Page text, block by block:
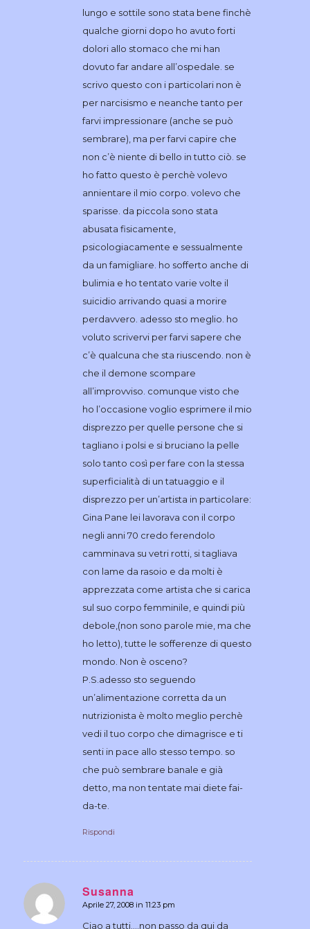
lungo e sottile sono stata bene finchè
qualche giorni dopo ho avuto forti
dolori allo stomaco che mi han
dovuto far andare all’ospedale. se
scrivo questo con i particolari non è
per narcisismo e neanche tanto per
farvi impressionare (anche se può
sembrare), ma per farvi capire che
non c’è niente di bello in tutto ciò. se
ho fatto questo è perchè volevo
annientare il mio corpo. volevo che
sparisse. da piccola sono stata
abusata fisicamente,
psicologiacamente e sessualmente
da un famigliare. ho sofferto anche di
bulimia e ho tentato varie volte il
suicidio arrivando quasi a morire
perdavvero. adesso sto meglio. ho
voluto scrivervi per farvi sapere che
c’è qualcuna che sta riuscendo. non è
che il demone scompare
all’improvviso. comunque visto che
ho l’occasione voglio esprimere il mio
disprezzo per quelle persone che si
tagliano i polsi e si bruciano la pelle
solo tanto così per fare con la stessa
superficialità di un tatuaggio e il
disprezzo per un’artista in particolare:
Gina Pane lei lavorava con il corpo
negli anni 70 credo ferendolo
camminava su vetri rotti, si tagliava
con lame da rasoio e da molti è
apprezzata come artista che si carica
sul suo corpo femminile, e quindi più
debole,(non sono parole mie, ma che
ho letto), tutte le sofferenze di questo
mondo. Non è osceno?
P.S.adesso sto seguendo
un’alimentazione corretta da un
nutrizionista è molto meglio perchè
vedi il tuo corpo che dimagrisce e ti
senti in pace allo stesso tempo. so
che può sembrare banale e già
detto, ma non tentate mai diete fai-
da-te.
Rispondi
Susanna
dice:
Aprile 27, 2008 in 11:23 pm
Ciao a tutti….non passo da qui da